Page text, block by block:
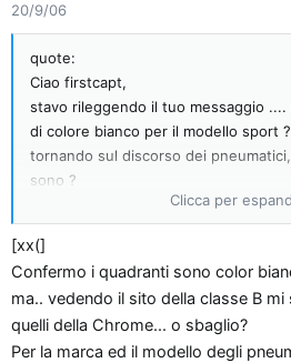
20/9/06
quote:
Ciao firstcapt,
stavo rileggendo il tuo messaggio
di colore bianco per il modello sport ?
tornando sul discorso dei
sono ?
p.s. .... di avevo detto che avrei
Clicca per
[xx(]
Confermo i quadranti sono color
ma.. vedendo il sito della classe B
quelli della Chrome... o sbaglio?
Per la marca ed il modello degli